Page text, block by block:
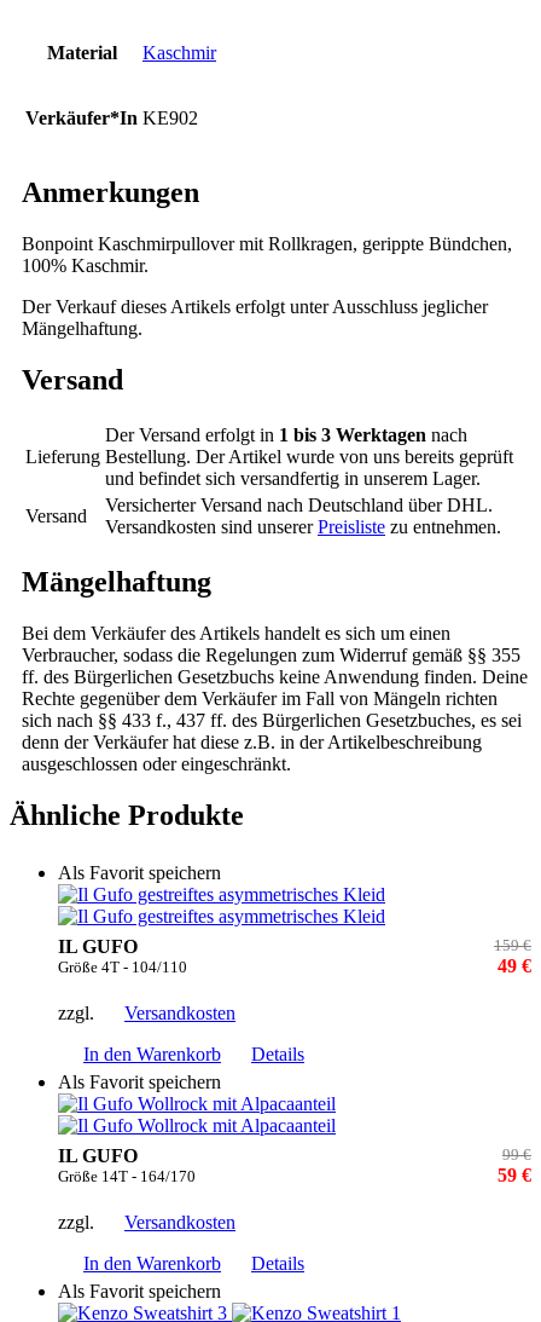
Material Kaschmir
Verkäufer*In KE902
Anmerkungen
Bonpoint Kaschmirpullover mit Rollkragen, gerippte Bündchen,
100% Kaschmir.
Der Verkauf dieses Artikels erfolgt unter Ausschluss jeglicher
Mängelhaftung.
Versand
Lieferung
Der Versand erfolgt in 1 bis 3 Werktagen nach
Bestellung. Der Artikel wurde von uns bereits geprüft
und befindet sich versandfertig in unserem Lager.
Versand
Versicherter Versand nach Deutschland über DHL.
Versandkosten sind unsererPreisliste zu entnehmen.
Mängelhaftung
Bei dem Verkäufer des Artikels handelt es sich um einen
Verbraucher, sodass die Regelungen zum Widerruf gemäß §§ 355
ff. des Bürgerlichen Gesetzbuchs keine Anwendung finden. Deine
Rechte gegenüber dem Verkäufer im Fall von Mängeln richten
sich nach §§ 433 f., 437 ff. des Bürgerlichen Gesetzbuches, es sei
denn der Verkäufer hat diese z.B. in der Artikelbeschreibung
ausgeschlossen oder eingeschränkt.
Ähnliche Produkte
Als Favorit speichern
IL GUFO
Größe 4T - 104/110
159 €
49 €
zzgl.
Versandkosten
In den Warenkorb
Details
Als Favorit speichern
IL GUFO
Größe 14T - 164/170
99 €
59 €
zzgl.
Versandkosten
In den Warenkorb
Details
Als Favorit speichern